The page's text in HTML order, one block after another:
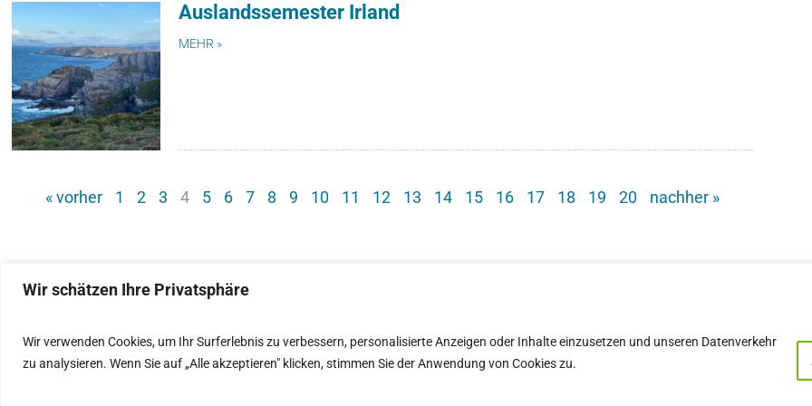
Wir schätzen Ihre Privatsphäre
Wir verwenden Cookies, um Ihr Surferlebnis zu verbessern, personalisierte Anzeigen oder Inhalte einzusetzen und unseren Datenverkehr
zu analysieren. Wenn Sie auf „Alle akzeptieren" klicken, stimmen Sie der Anwendung von Cookies zu.
Auslandssemester Irland
MEHR »
« vorher 1 2 3 4 5 6 7 8 9 10 11 12 13 14 15 16 17 18 19 20 nachher »
IMPRESSUM
DATENSCHUTZ